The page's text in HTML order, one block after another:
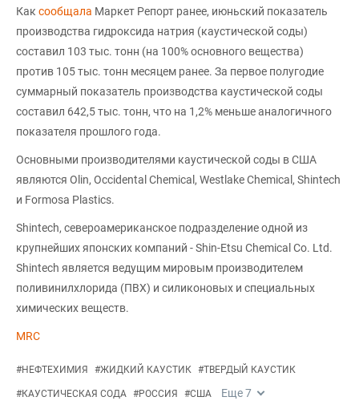
Как сообщала Маркет Репорт ранее, июньский показатель
производства гидроксида натрия (каустической соды)
составил 103 тыс. тонн (на 100% основного вещества)
против 105 тыс. тонн месяцем ранее. За первое полугодие
суммарный показатель производства каустической соды
составил 642,5 тыс. тонн, что на 1,2% меньше аналогичного
показателя прошлого года.
Основными производителями каустической соды в США
являются Olin, Occidental Chemical, Westlake Chemical, Shintech
и Formosa Plastics.
Shintech, североамериканское подразделение одной из
крупнейших японских компаний - Shin-Etsu Chemical Co. Ltd.
Shintech является ведущим мировым производителем
поливинилхлорида (ПВХ) и силиконовых и специальных
химических веществ.
MRC
#НЕФТЕХИМИЯ #ЖИДКИЙ КАУСТИК #ТВЕРДЫЙ КАУСТИК
#КАУСТИЧЕСКАЯ СОДА #РОССИЯ #США Еще7